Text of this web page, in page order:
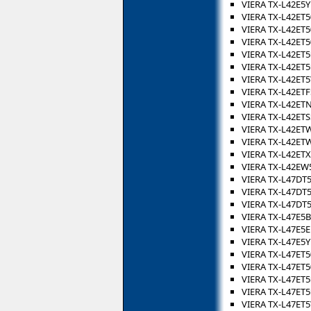
VIERA TX-L42E5Y
VIERA TX-
VIERA TX-
VIERA TX-
VIERA TX-
VIERA TX-
VIERA TX-
VIERA TX-
VIERA TX-
VIERA TX-
VIERA TX-
VIERA TX-
VIERA TX-
VIERA TX-
VIERA TX-
VIERA TX-
VIERA TX-
VIERA TX-L47E5B
VIERA TX-L47E5E
VIERA TX-L47E5Y
VIERA TX-
VIERA TX-
VIERA TX-
VIERA TX-
VIERA TX-